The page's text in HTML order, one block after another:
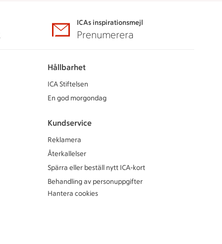
ICAs inspirationsmejl
Prenumerera
Hållbarhet
ICA Stiftelsen
En god morgondag
Kundservice
Reklamera
Återkallelser
Spärra eller beställ nytt ICA-kort
Behandling av personuppgifter
Hantera cookies